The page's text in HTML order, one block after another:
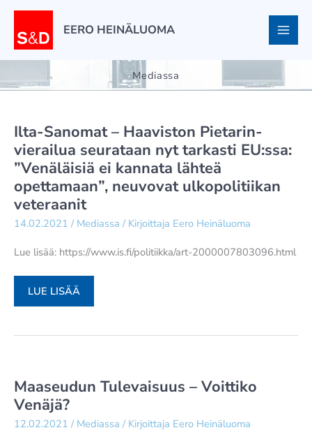
Siirry
EERO HEINÄLUOMA
Mediassa
Ilta-Sanomat – Haaviston Pietarin-
vierailua seurataan nyt tarkasti EU:ssa:
”Venäläisiä ei kannata lähteä
opettamaan”, neuvovat ulkopolitiikan
veteraanit
14.02.2021 / Mediassa / Kirjoittaja Eero Heinäluoma
Lue lisää: https://www.is.fi/politiikka/art-2000007803096.html
ILTA-
SANOMAT
HAAVISTON
SEURATAAN
NYT
TARKASTI
LUE LISÄÄ
Maaseudun Tulevaisuus – Voittiko
Venäjä?
12.02.2021 / Mediassa / Kirjoittaja Eero Heinäluoma